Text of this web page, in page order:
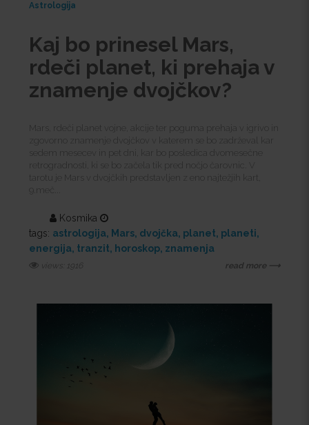
Astrologija
Kaj bo prinesel Mars,
rdeči planet, ki prehaja v
znamenje dvojčkov?
Mars, rdeči planet vojne, akcije ter poguma prehaja v igrivo in
zgovorno znamenje dvojčkov v katerem se bo zadrževal kar
sedem mesecev in pet dni, kar bo posledica dvomesečne
retrogradnosti, ki se bo začela tik pred nočjo čarovnic. V
tarotu je Mars v dvojčkih predstavljen z eno najtežjih kart,
9.meč...
Kosmika
tags: astrologija Mars dvojčka planet planeti
energija tranzit horoskop znamenja
views: 1916 read more ⟶